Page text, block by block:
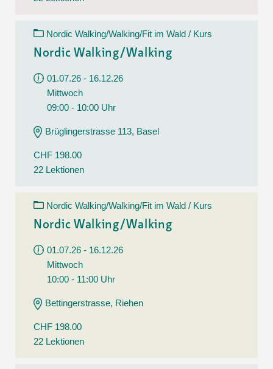
Nordic Walking/Walking/Fit im Wald / Kurs
Nordic Walking/Walking
01.07.26 - 16.12.26
Mittwoch
09:00 - 10:00 Uhr
Brüglingerstrasse 113, Basel
CHF 198.00
22 Lektionen
Nordic Walking/Walking/Fit im Wald / Kurs
Nordic Walking/Walking
01.07.26 - 16.12.26
Mittwoch
10:00 - 11:00 Uhr
Bettingerstrasse, Riehen
CHF 198.00
22 Lektionen